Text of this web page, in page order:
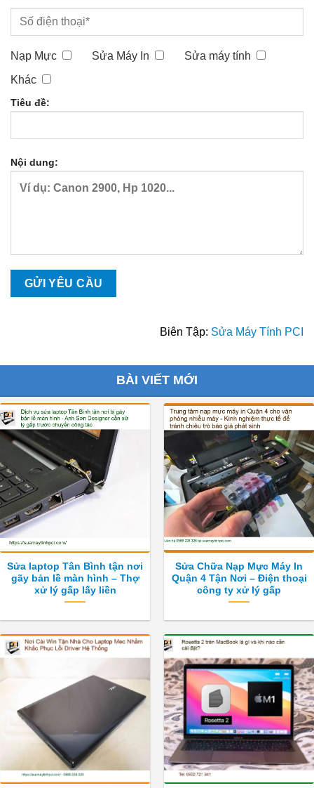
Nạp Mực Sửa Máy In
Sửa máy tính
Khác
Tiêu đề:
Nội dung:
Biên Tập: Sửa Máy Tính PCI
BÀI VIẾT MỚI
Sửa laptop Tân Bình tận nơi
gãy bản lề màn hình – Thợ
xử lý gấp lấy liền
Sửa Chữa Nạp Mực Máy In
Quận 4 Tận Nơi – Điện thoại
công ty xử lý gấp